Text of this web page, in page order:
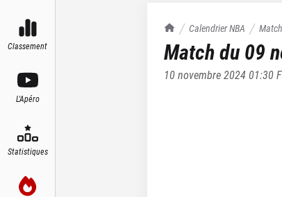
Classement
L'Apéro
Statistiques
TrashTalk Actu NBA
Calendrier NBA
Match du 09
10 novembre 2024 01:30